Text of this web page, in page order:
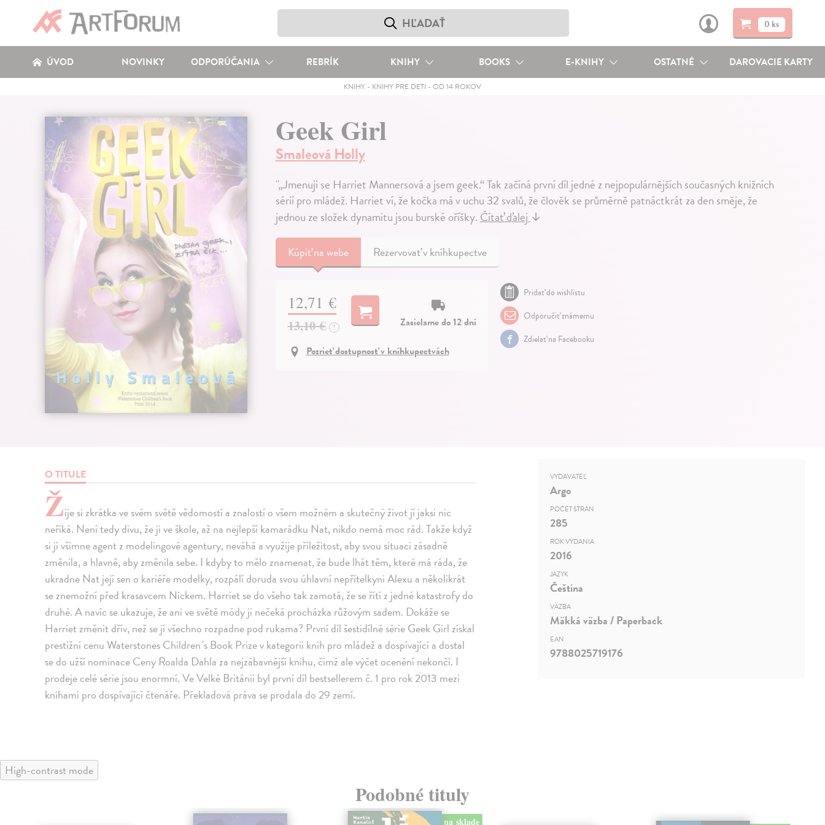
0 ks
ÚVOD NOVINKY ODPORÚČANIA REBRÍK KNIHY BOOKS E-KNIHY OSTATNÉ DAROVACIE KARTY
KNIHY- KNIHY PRE DETI - OD 14 ROKOV
Geek Girl
Smaleová Holly
"„Jmenuji se Harriet Mannersová a jsem geek.“ Tak začíná první díl jedné z nejpopulárnějších současných knižních
sérií pro mládež. Harriet ví, že kočka má v uchu 32 svalů, že člověk se průměrně patnáctkrát za den směje, že
jednou ze složek dynamitu jsou burské oříšky.Čítať ďalej↓
Kúpiťna webe Rezervovať v kníhkupectve
12,71 €
13,10 € ?
Zasielame do 12 dní
Pozrieť dostupnosť v kníhkupectvách
Pridať do wishlistu
Odporučiť známemu
Zdielať na Facebooku
O TITULE
Žije si zkrátka ve svém světě vědomostí a znalostí o všem možném a skutečný život jí jaksi nic
neříká. Není tedy divu, že ji ve škole, až na nejlepší kamarádku Nat, nikdo nemá moc rád. Takže když
si jí všimne agent z modelingové agentury, neváhá a využije příležitost, aby svou situaci zásadně
změnila, a hlavně, aby změnila sebe. I kdyby to mělo znamenat, že bude lhát těm, které má ráda, že
ukradne Nat její sen o kariéře modelky, rozpálí doruda svou úhlavní nepřítelkyni Alexu a několikrát
se znemožní před krasavcem Nickem. Harriet se do všeho tak zamotá, že se řítí z jedné katastrofy do
druhé. A navíc se ukazuje, že ani ve světě módy ji nečeká procházka růžovým sadem. Dokáže se
Harriet změnit dřív, než se jí všechno rozpadne pod rukama? První díl šestidílné série Geek Girl získal
prestižní cenu Waterstones Children´s Book Prize v kategorii knih pro mládež a dospívající a dostal
se do užší nominace Ceny Roalda Dahla za nejzábavnější knihu, čímž ale výčet ocenění nekončí. I
prodeje celé série jsou enormní. Ve Velké Británii byl první díl bestsellerem č. 1 pro rok 2013 mezi
knihami pro dospívající čtenáře. Překladová práva se prodala do 29 zemí.
VYDAVATEĽ
Argo
POČET STRÁN
285
ROK VYDANIA
2016
JAZYK
Čeština
VÄZBA
Mäkká väzba / Paperback
EAN
9788025719176
High-contrast mode
Podobné tituly
na sklade